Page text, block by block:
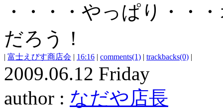
・・・・やっぱり・・
だろう！
| 富士えびす商店会 | 16:16 | comments(1) | trackbacks(0) |
2009.06.12 Friday
author : なだや店長